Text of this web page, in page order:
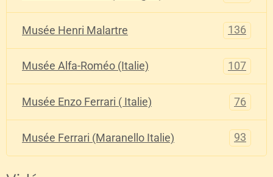
Musée Henri Malartre 136
Musée Alfa-Roméo (Italie) 107
Musée Enzo Ferrari ( Italie) 76
Musée Ferrari (Maranello Italie) 93